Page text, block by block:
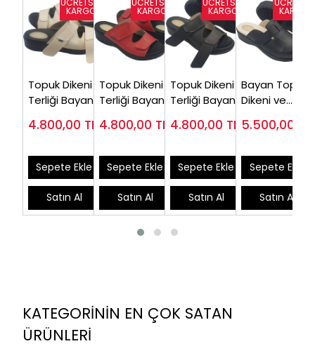
Topuk Dikeni
Terliği Bayan
(Şiş ve Geniş
4.800,00 TL
Sepete Ekle
Satın Al
Topuk Dikeni
Terliği Bayan
(Şiş Ayaklar
4.800,00 TL
Sepete Ekle
Satın Al
Topuk Dikeni
Terliği Bayan
( En Çok
4.800,00 TL
Sepete Ekle
Satın Al
Bayan Topuk
Dikeni ve
Terliği Siyah
5.500,00
Sepete Ekle
Satın Al
KATEGORİNİN EN ÇOK SATAN
ÜRÜNLERİ